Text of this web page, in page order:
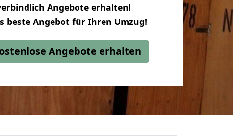
Angebote erhalten!
beste Angebot für Ihren Umzug!
Angebote erhalten